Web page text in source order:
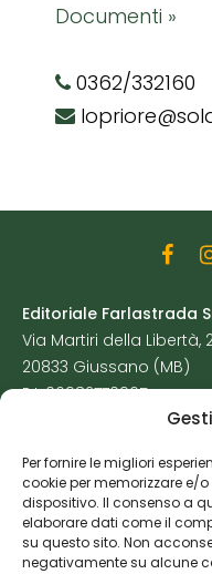
Per fornire le migliori
cookie per memorizzare e/
dispositivo. Il consenso a
elaborare dati come il
su questo sito. Non
negativamente su alcune
Documenti »
0362/332160
Editoriale Farlastrada
Via Martiri della Libertà,
20833 Giussano (MB)
P.I. 06982770965
Cookie Policy
Risorse Aggiuntive